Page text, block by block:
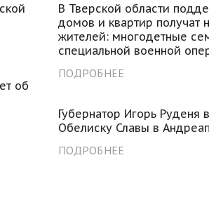
В Тверской области
домов и квартир получат
жителей: многодетные
специальной военной
ПОДРОБНЕЕ
об
Губернатор Игорь Руденя
Обелиску Славы в
ПОДРОБНЕЕ